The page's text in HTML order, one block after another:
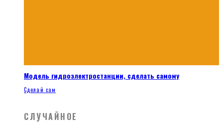
Модель гидроэлектростанции, сделать самому
Сделай сам
СЛУЧАЙНОЕ